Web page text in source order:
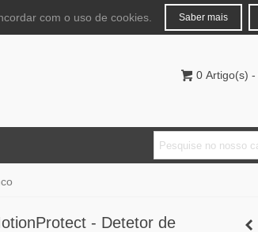
Português
0 Artigo(s) -
- Detetor de
com o uso de cookies. Saber mais